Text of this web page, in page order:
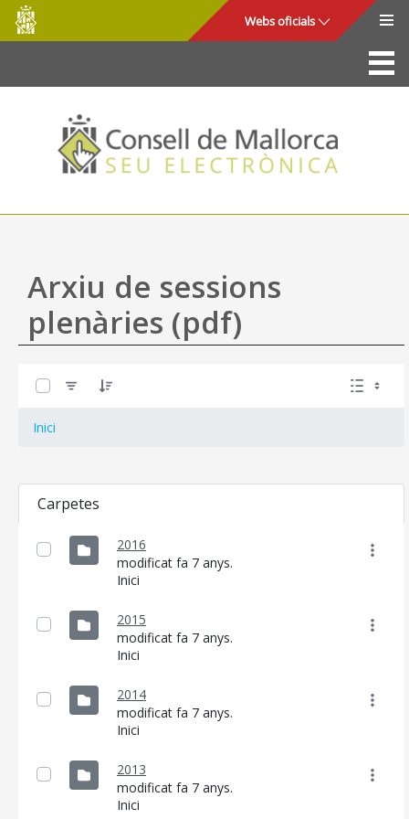
Salta al contingut principal
SEU ELECTRÒNICA
TRANSPARÈNCIA
Consell
de
Mallorca
Webs oficials
La Seu
Consell de Mallorca
Accés i seguretat
Utilitats
Ajuda
Arxiu de sessions
plenàries (pdf)
Inici
Carpetes
2016
modificat fa 7 anys.
Inici
2015
modificat fa 7 anys.
Inici
2014
modificat fa 7 anys.
Inici
2013
modificat fa 7 anys.
Inici